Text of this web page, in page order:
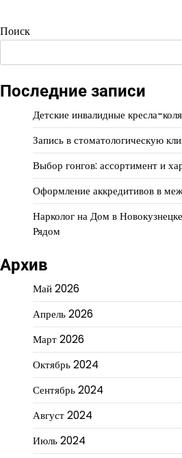
Поиск
Последние записи
Детские инвалидные кресла-
Запись в стоматологическую
Выбор гонгов: ассортимент и
Оформление аккредитивов в
Нарколог на Дом в
Рядом
Архив
Май 2026
Апрель 2026
Март 2026
Октябрь 2024
Сентябрь 2024
Август 2024
Июль 2024